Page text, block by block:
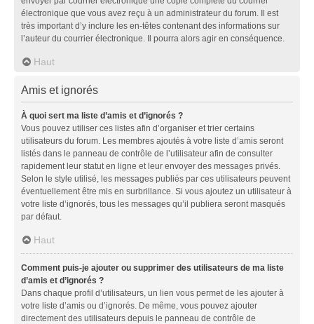
électronique que vous avez reçu à un administrateur du forum. Il est
très important d’y inclure les en-têtes contenant des informations sur
l’auteur du courrier électronique. Il pourra alors agir en conséquence.
Haut
Amis et ignorés
À quoi sert ma liste d’amis et d’ignorés ?
Vous pouvez utiliser ces listes afin d’organiser et trier certains
utilisateurs du forum. Les membres ajoutés à votre liste d’amis seront
listés dans le panneau de contrôle de l’utilisateur afin de consulter
rapidement leur statut en ligne et leur envoyer des messages privés.
Selon le style utilisé, les messages publiés par ces utilisateurs peuvent
éventuellement être mis en surbrillance. Si vous ajoutez un utilisateur à
votre liste d’ignorés, tous les messages qu’il publiera seront masqués
par défaut.
Haut
Comment puis-je ajouter ou supprimer des utilisateurs de ma liste
d’amis et d’ignorés ?
Dans chaque profil d’utilisateurs, un lien vous permet de les ajouter à
votre liste d’amis ou d’ignorés. De même, vous pouvez ajouter
directement des utilisateurs depuis le panneau de contrôle de